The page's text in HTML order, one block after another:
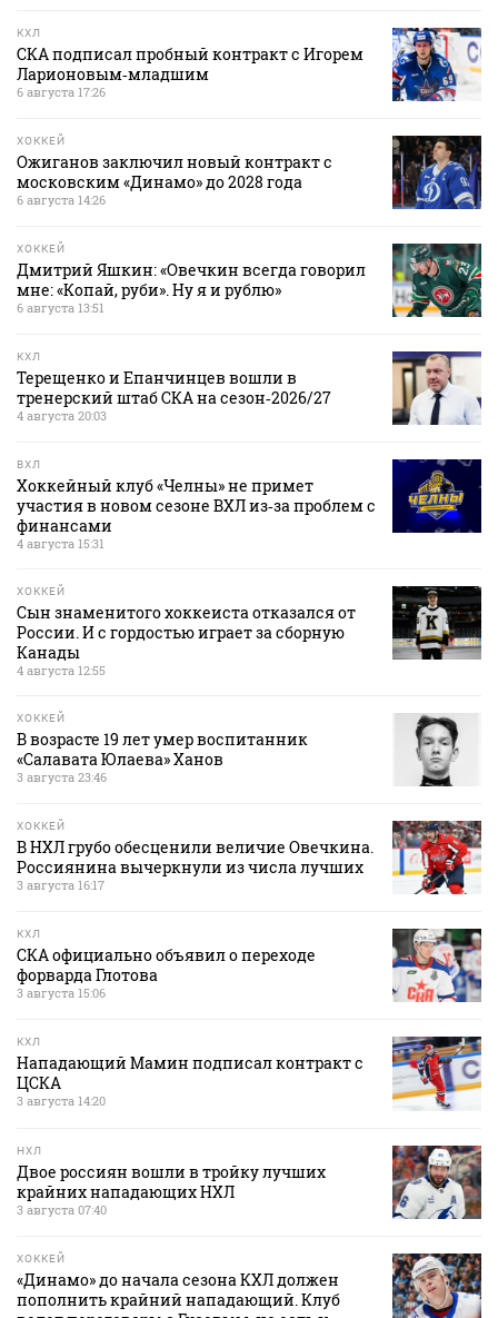
КХЛ
СКА подписал пробный контракт с Игорем
Ларионовым‑младшим
6 августа 17:26
ХОККЕЙ
Ожиганов заключил новый контракт с
московским «Динамо» до 2028 года
6 августа 14:26
ХОККЕЙ
Дмитрий Яшкин: «Овечкин всегда говорил
мне: «Копай, руби». Ну я и рублю»
6 августа 13:51
КХЛ
Терещенко и Епанчинцев вошли в
тренерский штаб СКА на сезон‑2026/27
4 августа 20:03
ВХЛ
Хоккейный клуб «Челны» не примет
участия в новом сезоне ВХЛ из‑за проблем с
финансами
4 августа 15:31
ХОККЕЙ
Сын знаменитого хоккеиста отказался от
России. И с гордостью играет за сборную
Канады
4 августа 12:55
ХОККЕЙ
В возрасте 19 лет умер воспитанник
«Салавата Юлаева» Ханов
3 августа 23:46
ХОККЕЙ
В НХЛ грубо обесценили величие Овечкина.
Россиянина вычеркнули из числа лучших
3 августа 16:17
КХЛ
СКА официально объявил о переходе
форварда Глотова
3 августа 15:06
КХЛ
Нападающий Мамин подписал контракт с
ЦСКА
3 августа 14:20
НХЛ
Двое россиян вошли в тройку лучших
крайних нападающих НХЛ
3 августа 07:40
ХОККЕЙ
«Динамо» до начала сезона КХЛ должен
пополнить крайний нападающий. Клуб